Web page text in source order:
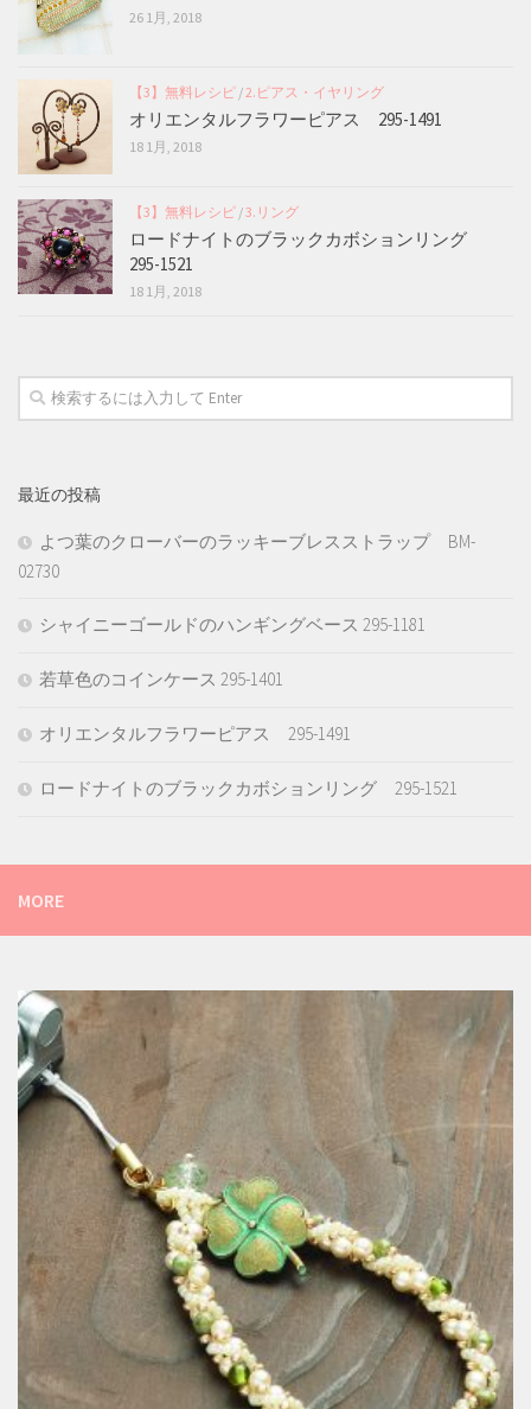
26 1月, 2018
【3】無料レシピ /2.ピアス・イヤリング
オリエンタルフラワーピアス 295-1491
18 1月, 2018
【3】無料レシピ /3.リング
ロードナイトのブラックカボションリング
295-1521
18 1月, 2018
最近の投稿
よつ葉のクローバーのラッキーブレスストラップ BM-
02730
シャイニーゴールドのハンギングベース 295-1181
若草色のコインケース 295-1401
オリエンタルフラワーピアス 295-1491
ロードナイトのブラックカボションリング 295-1521
MORE